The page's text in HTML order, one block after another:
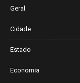
Geral
Cidade
Estado
Economia